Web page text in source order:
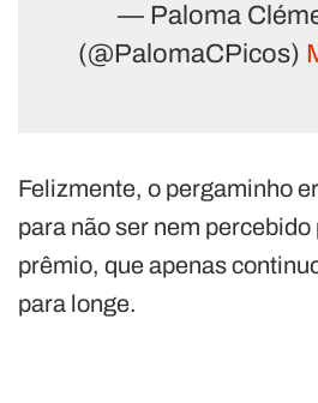
— Paloma
(@PalomaCPicos)
Felizmente, o pergaminho
para não ser nem
prêmio, que apenas
para longe.